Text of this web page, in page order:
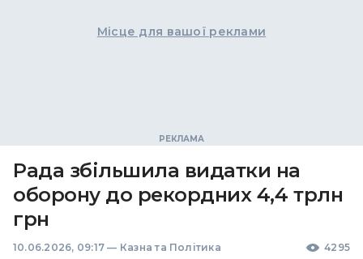
Місце для вашої реклами
Рада збільшила видатки на
оборону до рекордних 4,4 трлн
грн
10.06.2026, 09:17 — Казна та Політика 4295